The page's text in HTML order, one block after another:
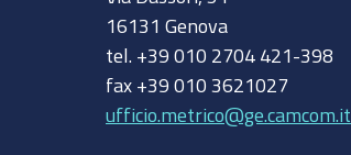
16131 Genova
tel. +39 010 2704 421-398
fax +39 010 3621027
ufficio.metrico@ge.camcom.it